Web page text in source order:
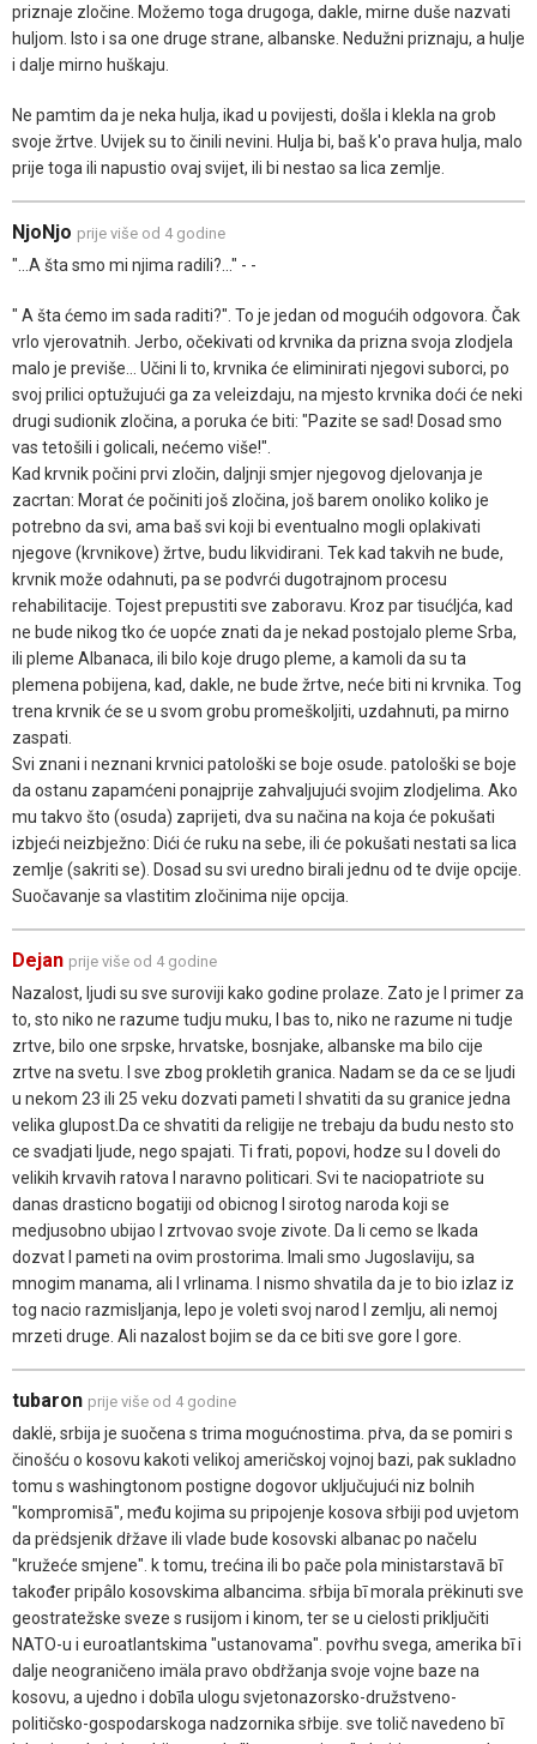
priznaje zločine. Možemo toga drugoga, dakle, mirne duše nazvati
huljom. Isto i sa one druge strane, albanske. Nedužni priznaju, a hulje
i dalje mirno huškaju.
Ne pamtim da je neka hulja, ikad u povijesti, došla i klekla na grob
svoje žrtve. Uvijek su to činili nevini. Hulja bi, baš k'o prava hulja, malo
prije toga ili napustio ovaj svijet, ili bi nestao sa lica zemlje.
NjoNjo prije više od 4 godine
"...A šta smo mi njima radili?..." - -
" A šta ćemo im sada raditi?". To je jedan od mogućih odgovora. Čak
vrlo vjerovatnih. Jerbo, očekivati od krvnika da prizna svoja zlodjela
malo je previše... Učini li to, krvnika će eliminirati njegovi suborci, po
svoj prilici optužujući ga za veleizdaju, na mjesto krvnika doći će neki
drugi sudionik zločina, a poruka će biti: "Pazite se sad! Dosad smo
vas tetošili i golicali, nećemo više!".
Kad krvnik počini prvi zločin, daljnji smjer njegovog djelovanja je
zacrtan: Morat će počiniti još zločina, još barem onoliko koliko je
potrebno da svi, ama baš svi koji bi eventualno mogli oplakivati
njegove (krvnikove) žrtve, budu likvidirani. Tek kad takvih ne bude,
krvnik može odahnuti, pa se podvrći dugotrajnom procesu
rehabilitacije. Tojest prepustiti sve zaboravu. Kroz par tisućljća, kad
ne bude nikog tko će uopće znati da je nekad postojalo pleme Srba,
ili pleme Albanaca, ili bilo koje drugo pleme, a kamoli da su ta
plemena pobijena, kad, dakle, ne bude žrtve, neće biti ni krvnika. Tog
trena krvnik će se u svom grobu promeškoljiti, uzdahnuti, pa mirno
zaspati.
Svi znani i neznani krvnici patološki se boje osude. patološki se boje
da ostanu zapamćeni ponajprije zahvaljujući svojim zlodjelima. Ako
mu takvo što (osuda) zaprijeti, dva su načina na koja će pokušati
izbjeći neizbježno: Dići će ruku na sebe, ili će pokušati nestati sa lica
zemlje (sakriti se). Dosad su svi uredno birali jednu od te dvije opcije.
Suočavanje sa vlastitim zločinima nije opcija.
Dejan prije više od 4 godine
Nazalost, ljudi su sve suroviji kako godine prolaze. Zato je I primer za
to, sto niko ne razume tudju muku, I bas to, niko ne razume ni tudje
zrtve, bilo one srpske, hrvatske, bosnjake, albanske ma bilo cije
zrtve na svetu. I sve zbog prokletih granica. Nadam se da ce se ljudi
u nekom 23 ili 25 veku dozvati pameti I shvatiti da su granice jedna
velika glupost.Da ce shvatiti da religije ne trebaju da budu nesto sto
ce svadjati ljude, nego spajati. Ti frati, popovi, hodze su I doveli do
velikih krvavih ratova I naravno politicari. Svi te naciopatriote su
danas drasticno bogatiji od obicnog I sirotog naroda koji se
medjusobno ubijao I zrtvovao svoje zivote. Da li cemo se Ikada
dozvat I pameti na ovim prostorima. Imali smo Jugoslaviju, sa
mnogim manama, ali I vrlinama. I nismo shvatila da je to bio izlaz iz
tog nacio razmisljanja, lepo je voleti svoj narod I zemlju, ali nemoj
mrzeti druge. Ali nazalost bojim se da ce biti sve gore I gore.
tubaron prije više od 4 godine
daklë, srbija je suočena s trima mogućnostima. pṙva, da se pomiri s
činošću o kosovu kakoti velikoj američskoj vojnoj bazi, pak sukladno
tomu s washingtonom postigne dogovor uključujući niz bolnih
"kompromisā", među kojima su pripojenje kosova sṙbiji pod uvjetom
da prëdsjenik dṙžave ili vlade bude kosovski albanac po načelu
"kružeće smjene". k tomu, trećina ili bo pače pola ministarstavā bī
također pripâlo kosovskima albancima. sṙbija bī morala prëkinuti sve
geostratežske sveze s rusijom i kinom, ter se u cielosti priključiti
NATO-u i euroatlantskima "ustanovama". povṙhu svega, amerika bī i
dalje neograničeno imäla pravo obdṙžanja svoje vojne baze na
kosovu, a ujedno i dobīla ulogu svjetonazorsko-družstveno-
političsko-gospodarskoga nadzornika sṙbije. sve tolič navedeno bī